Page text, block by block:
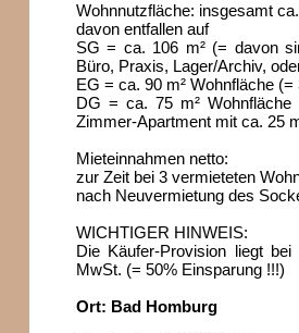
Wohnnutzfläche: insgesamt
davon entfallen auf
SG = ca. 106 m² (= davon
Büro, Praxis, Lager/Archiv,
EG = ca. 90 m² Wohnfläche
DG = ca. 75 m²
Zimmer-Apartment mit ca. 25
Mieteinnahmen netto:
zur Zeit bei 3 vermieteten
nach Neuvermietung des
WICHTIGER HINWEIS:
Die Käufer-Provision liegt
MwSt. (= 50% Einsparung !!!)
Ort: Bad Homburg